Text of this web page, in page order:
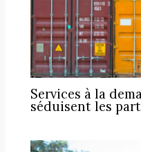
Services à la
séduisent les